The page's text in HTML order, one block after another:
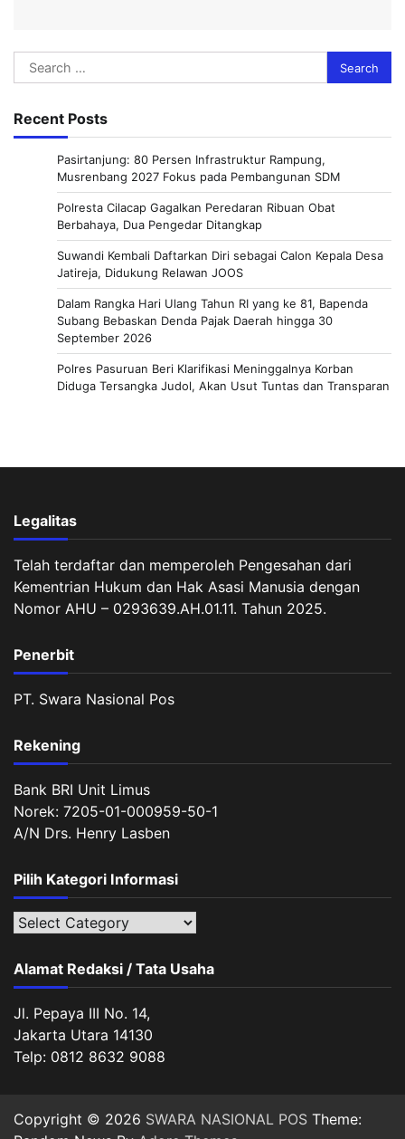
Search
for:
Recent Posts
Pasirtanjung: 80 Persen Infrastruktur Rampung,
Musrenbang 2027 Fokus pada Pembangunan SDM
Polresta Cilacap Gagalkan Peredaran Ribuan Obat
Berbahaya, Dua Pengedar Ditangkap
Suwandi Kembali Daftarkan Diri sebagai Calon Kepala Desa
Jatireja, Didukung Relawan JOOS
Dalam Rangka Hari Ulang Tahun RI yang ke 81, Bapenda
Subang Bebaskan Denda Pajak Daerah hingga 30
September 2026
Polres Pasuruan Beri Klarifikasi Meninggalnya Korban
Diduga Tersangka Judol, Akan Usut Tuntas dan Transparan
Legalitas
Telah terdaftar dan memperoleh Pengesahan dari
Kementrian Hukum dan Hak Asasi Manusia dengan
Nomor AHU – 0293639.AH.01.11. Tahun 2025.
Penerbit
PT. Swara Nasional Pos
Rekening
Bank BRI Unit Limus
Norek: 7205-01-000959-50-1
A/N Drs. Henry Lasben
Pilih Kategori Informasi
Pilih
Informasi
Alamat Redaksi / Tata Usaha
Jl. Pepaya III No. 14,
Jakarta Utara 14130
Telp: 0812 8632 9088
Copyright © 2026 SWARA NASIONAL POS Theme: